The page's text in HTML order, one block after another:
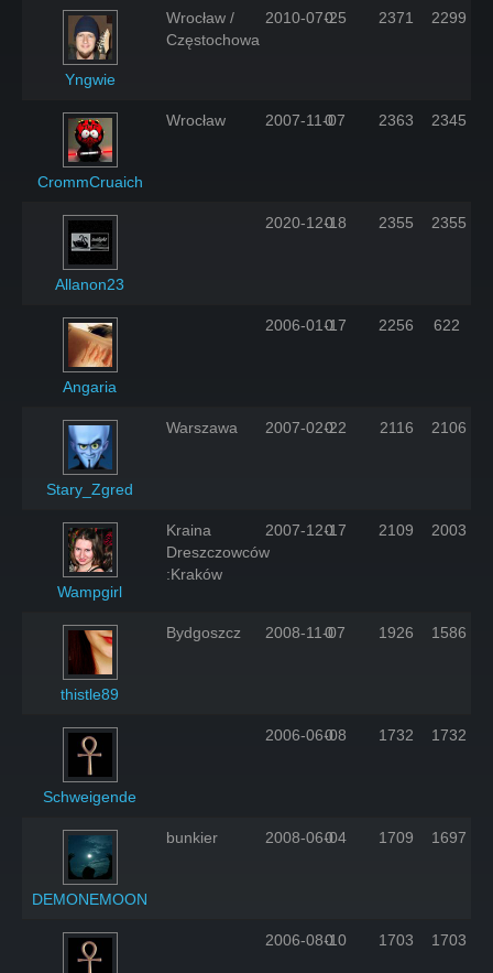
Yngwie
Wrocław /
Częstochowa
2010-07-25
0 2371 2299
CrommCruaich
Wrocław 2007-11-07
0 2363 2345
Allanon23
2020-12-18
0 2355 2355
Angaria
2006-01-17
0 2256 622
Stary_Zgred
Warszawa 2007-02-22
0 2116 2106
Wampgirl
Kraina
Dreszczowców
:Kraków
2007-12-17
0 2109 2003
thistle89
Bydgoszcz 2008-11-07
0 1926 1586
Schweigende
2006-06-08
0 1732 1732
DEMONEMOON
bunkier 2008-06-04
0 1709 1697
2006-08-10
0 1703 1703